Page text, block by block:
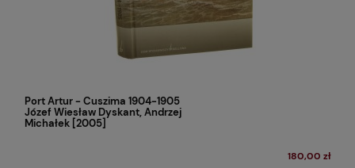
Port Artur - Cuszima 1904-1905
Józef Wiesław Dyskant, Andrzej
Michałek [2005]
180,00 zł